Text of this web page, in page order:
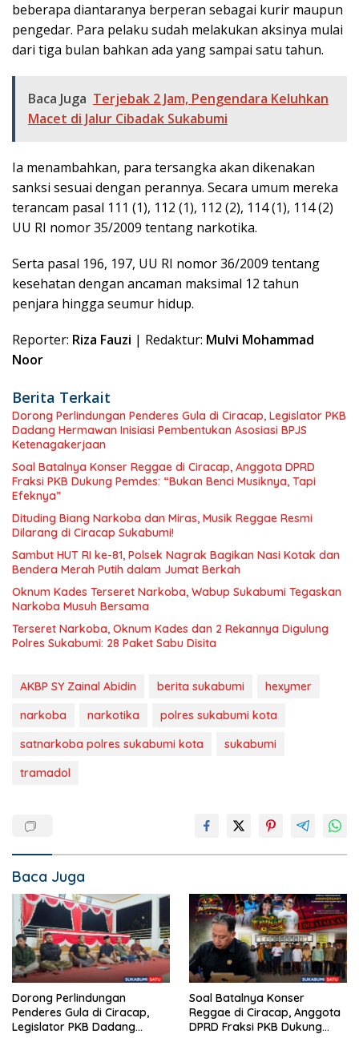
beberapa diantaranya berperan sebagai kurir maupun
pengedar. Para pelaku sudah melakukan aksinya mulai
dari tiga bulan bahkan ada yang sampai satu tahun.
Baca Juga Terjebak 2 Jam, Pengendara Keluhkan
Macet di Jalur Cibadak Sukabumi
Ia menambahkan, para tersangka akan dikenakan
sanksi sesuai dengan perannya. Secara umum mereka
terancam pasal 111 (1), 112 (1), 112 (2), 114 (1), 114 (2)
UU RI nomor 35/2009 tentang narkotika.
Serta pasal 196, 197, UU RI nomor 36/2009 tentang
kesehatan dengan ancaman maksimal 12 tahun
penjara hingga seumur hidup.
Reporter: Riza Fauzi | Redaktur: Mulvi Mohammad
Noor
Berita Terkait
Dorong Perlindungan Penderes Gula di Ciracap, Legislator PKB
Dadang Hermawan Inisiasi Pembentukan Asosiasi BPJS
Ketenagakerjaan
Soal Batalnya Konser Reggae di Ciracap, Anggota DPRD
Fraksi PKB Dukung Pemdes: “Bukan Benci Musiknya, Tapi
Efeknya”
Dituding Biang Narkoba dan Miras, Musik Reggae Resmi
Dilarang di Ciracap Sukabumi!
Sambut HUT RI ke-81, Polsek Nagrak Bagikan Nasi Kotak dan
Bendera Merah Putih dalam Jumat Berkah
Oknum Kades Terseret Narkoba, Wabup Sukabumi Tegaskan
Narkoba Musuh Bersama
Terseret Narkoba, Oknum Kades dan 2 Rekannya Digulung
Polres Sukabumi: 28 Paket Sabu Disita
AKBP SY Zainal Abidin berita sukabumi
hexymer
narkoba
narkotika
polres sukabumi kota
satnarkoba polres sukabumi kota
sukabumi
tramadol
Baca Juga
Dorong Perlindungan
Penderes Gula di Ciracap,
Legislator PKB Dadang
Soal Batalnya Konser
Reggae di Ciracap, Anggota
DPRD Fraksi PKB Dukung